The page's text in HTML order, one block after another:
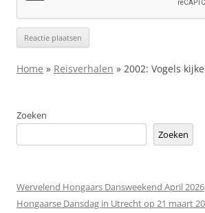
Home » Reisverhalen » 2002: Vogels
Zoeken
Zoeken
Wervelend Hongaars Dansweekend April 2026
Hongaarse Dansdag in Utrecht op 21 maart